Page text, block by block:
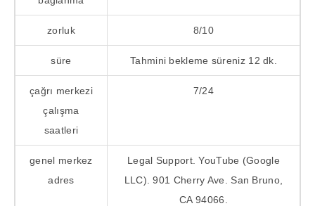
zorluk 8/10
süre Tahmini bekleme süreniz 12 dk.
çağrı merkezi
çalışma
saatleri
7/24
genel merkez
adres
Legal Support. YouTube (Google
LLC). 901 Cherry Ave. San Bruno,
CA 94066.